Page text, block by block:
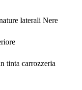
laterali Nere
tinta carrozzeria